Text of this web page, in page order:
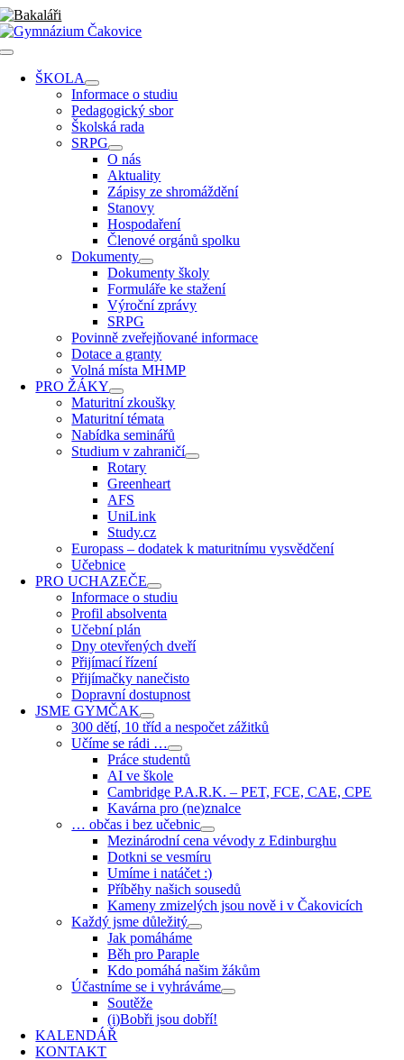
Přeskočit
na
obsah
Toggle
NavigationŠKOLA
Informace o studiu
Pedagogický sbor
Školská rada
SRPG
O nás
Aktuality
Zápisy ze shromáždění
Stanovy
Hospodaření
Členové orgánů spolku
Dokumenty
Dokumenty školy
Formuláře ke stažení
Výroční zprávy
SRPG
Povinně zveřejňované informace
Dotace a granty
Volná místa MHMP
PRO ŽÁKY
Maturitní zkoušky
Maturitní témata
Nabídka seminářů
Studium v zahraničí
Rotary
Greenheart
AFS
UniLink
Study.cz
Europass – dodatek k maturitnímu vysvědčení
Učebnice
PRO UCHAZEČE
Informace o studiu
Profil absolventa
Učební plán
Dny otevřených dveří
Přijímací řízení
Přijímačky nanečisto
Dopravní dostupnost
JSME GYMČAK
300 dětí, 10 tříd a nespočet zážitků
Učíme se rádi …
Práce studentů
AI ve škole
Cambridge P.A.R.K. – PET, FCE, CAE, CPE
Kavárna pro (ne)znalce
… občas i bez učebnic
Mezinárodní cena vévody z Edinburghu
Dotkni se vesmíru
Umíme i natáčet :)
Příběhy našich sousedů
Kameny zmizelých jsou nově i v Čakovicích
Každý jsme důležitý
Jak pomáháme
Běh pro Paraple
Kdo pomáhá našim žákům
Účastníme se i vyhráváme
Soutěže
(i)Bobři jsou dobří!
KALENDÁŘ
KONTAKT